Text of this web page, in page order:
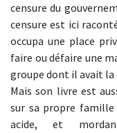
censure du
censure est ici
occupa une place
faire ou défaire une
groupe dont il avait la
Mais son livre est
sur sa propre
acide, et